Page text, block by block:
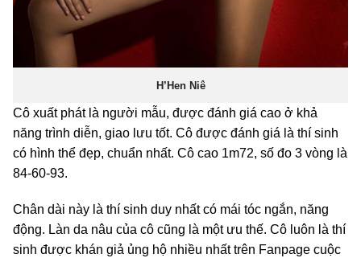
H’Hen Niê
Cô xuất phát là người mẫu, được đánh giá cao ở khả
năng trình diễn, giao lưu tốt. Cô được đánh giá là thí sinh
có hình thể đẹp, chuẩn nhất. Cô cao 1m72, số đo 3 vòng là
84-60-93.
Chân dài này là thí sinh duy nhất có mái tóc ngắn, năng
động. Làn da nâu của cô cũng là một ưu thế. Cô luôn là thí
sinh được khán giả ủng hộ nhiều nhất trên Fanpage cuộc